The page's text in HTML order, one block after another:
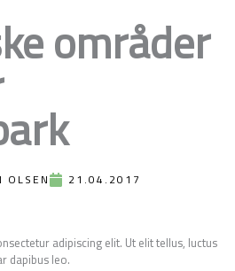
områder
OLSEN 21.04.2017
adipiscing elit. Ut elit tellus, luctus
dapibus leo.